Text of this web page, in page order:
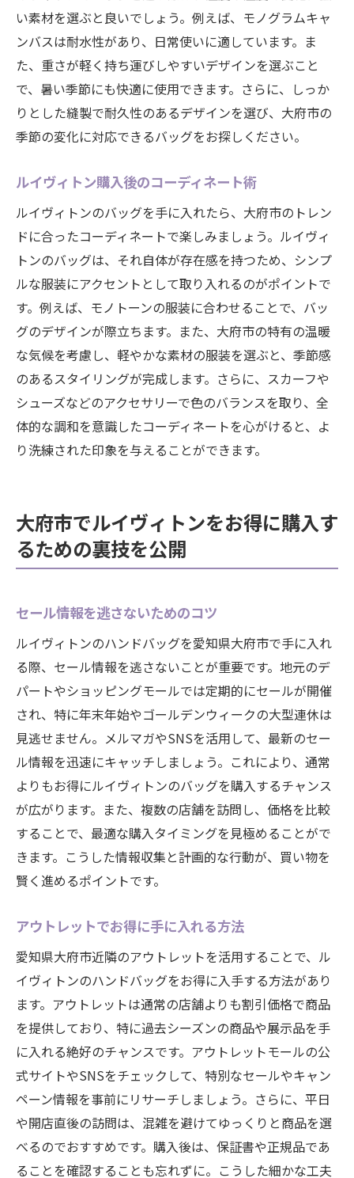
い素材を選ぶと良いでしょう。例えば、モノグラムキャ
ンバスは耐水性があり、日常使いに適しています。ま
た、重さが軽く持ち運びしやすいデザインを選ぶこと
で、暑い季節にも快適に使用できます。さらに、しっか
りとした縫製で耐久性のあるデザインを選び、大府市の
季節の変化に対応できるバッグをお探しください。
ルイヴィトン購入後のコーディネート術
ルイヴィトンのバッグを手に入れたら、大府市のトレン
ドに合ったコーディネートで楽しみましょう。ルイヴィ
トンのバッグは、それ自体が存在感を持つため、シンプ
ルな服装にアクセントとして取り入れるのがポイントで
す。例えば、モノトーンの服装に合わせることで、バッ
グのデザインが際立ちます。また、大府市の特有の温暖
な気候を考慮し、軽やかな素材の服装を選ぶと、季節感
のあるスタイリングが完成します。さらに、スカーフや
シューズなどのアクセサリーで色のバランスを取り、全
体的な調和を意識したコーディネートを心がけると、よ
り洗練された印象を与えることができます。
大府市でルイヴィトンをお得に購入す
るための裏技を公開
セール情報を逃さないためのコツ
ルイヴィトンのハンドバッグを愛知県大府市で手に入れ
る際、セール情報を逃さないことが重要です。地元のデ
パートやショッピングモールでは定期的にセールが開催
され、特に年末年始やゴールデンウィークの大型連休は
見逃せません。メルマガやSNSを活用して、最新のセー
ル情報を迅速にキャッチしましょう。これにより、通常
よりもお得にルイヴィトンのバッグを購入するチャンス
が広がります。また、複数の店舗を訪問し、価格を比較
することで、最適な購入タイミングを見極めることがで
きます。こうした情報収集と計画的な行動が、買い物を
賢く進めるポイントです。
アウトレットでお得に手に入れる方法
愛知県大府市近隣のアウトレットを活用することで、ル
イヴィトンのハンドバッグをお得に入手する方法があり
ます。アウトレットは通常の店舗よりも割引価格で商品
を提供しており、特に過去シーズンの商品や展示品を手
に入れる絶好のチャンスです。アウトレットモールの公
式サイトやSNSをチェックして、特別なセールやキャン
ペーン情報を事前にリサーチしましょう。さらに、平日
や開店直後の訪問は、混雑を避けてゆっくりと商品を選
べるのでおすすめです。購入後は、保証書や正規品であ
ることを確認することも忘れずに。こうした細かな工夫